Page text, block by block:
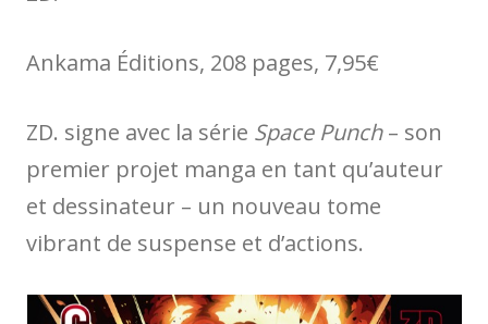
Ankama Éditions, 208 pages, 7,95€
ZD. signe avec la série Space Punch– son
premier projet manga en tant qu’auteur
et dessinateur – un nouveau tome
vibrant de suspense et d’actions.